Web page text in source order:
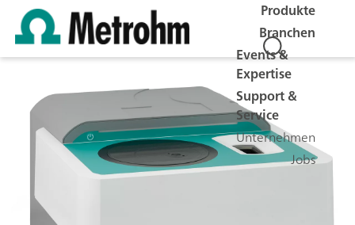
Produkte
Branchen
Events &
Expertise
Support &
Service
Unternehmen
Jobs